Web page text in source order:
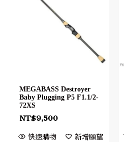
MEGABASS Destroyer
Baby Plugging P5 F1.1/2-
72XS
NT$9,500
快速購物 新增願望